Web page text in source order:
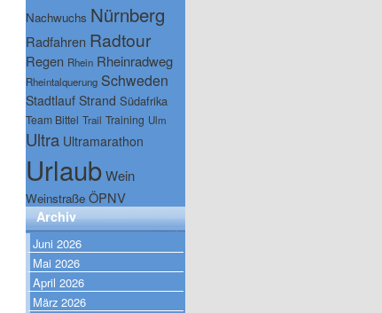
Nachwuchs Nürnberg
Radfahren Radtour
Regen Rhein Rheinradweg
Rheintalquerung Schweden
Stadtlauf Strand Südafrika
Team Bittel Trail Training Ulm
Ultra Ultramarathon
UrlaubWein
Weinstraße ÖPNV
Archiv
Juni 2026
Mai 2026
April 2026
März 2026